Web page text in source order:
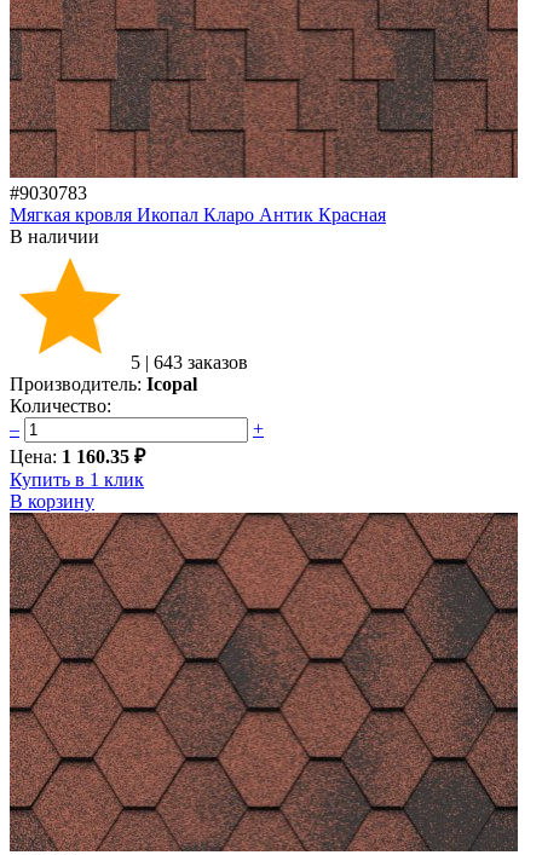
#9030783
Мягкая кровля Икопал Кларо Антик Красная
В наличии
5 | 643 заказов
Производитель: Icopal
Количество:
–
+
Цена: 1 160.35 ₽
Купить в 1 клик
В корзину